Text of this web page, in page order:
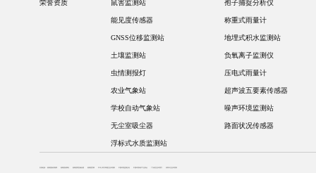
荣誉资质 鼠害监测站 孢子捕捉分析仪
能见度传感器 称重式雨量计
GNSS位移监测站 地埋式积水监测站
土壤监测站 负氧离子监测仪
虫情测报灯 压电式雨量计
农业气象站 超声波五要素传感器
学校自动气象站 噪声环境监测站
无尘室吸尘器 路面状况传感器
浮标式水质监测站